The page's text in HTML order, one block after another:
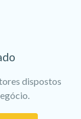
dispostos